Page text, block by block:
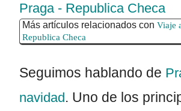
Praga - Republica Checa
Más artículos relacionados conViaje
Republica Checa
Seguimos hablando de
navidad. Uno de los